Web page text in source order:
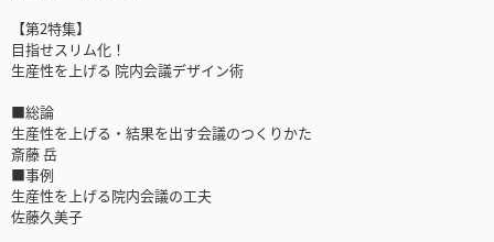
【第2特集】
目指せスリム化！
生産性を上げる 院内会議デザイン術
■総論
生産性を上げる・結果を出す会議のつくりかた
斎藤 岳
■事例
生産性を上げる院内会議の工夫
佐藤久美子